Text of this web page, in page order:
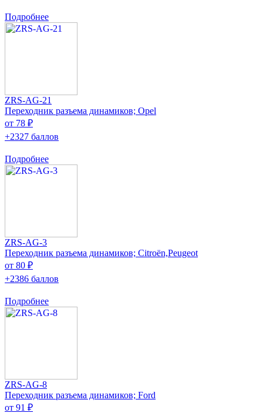
Подробнее
ZRS-AG-21
Переходник разъема динамиков; Opel
от 78 ₽
+2327 баллов
Подробнее
ZRS-AG-3
Переходник разъема динамиков; Citroën,Peugeot
от 80 ₽
+2386 баллов
Подробнее
ZRS-AG-8
Переходник разъема динамиков; Ford
от 91 ₽